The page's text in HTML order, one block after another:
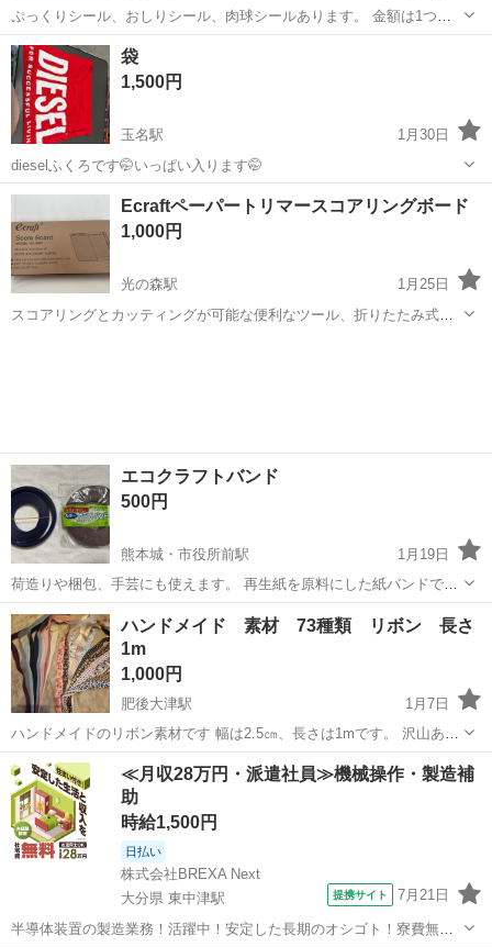
ぷっくりシール、おしりシール、肉球シールあります。 金額は1つの
値段です！ 海外製なのでご理解頂ける方よろしくお願いします。
熊本 熊本市
袋
1,500円
玉名駅
1月30日
dieselふくろです🤭いっぱい入ります🤭
熊本 玉名市 ラッピング用品
Ecraftペーパートリマースコアリングボード
1,000円
光の森駅
1月25日
スコアリングとカッティングが可能な便利なツール、折りたたみ式で
エコクラフトバンド
500円
熊本城・市役所前駅
1月19日
荷造りや梱包、手芸にも使えます。 再生紙を原料にした紙バンドで
す。 新聞、雑誌の回収整理、手芸にもお使いいただけます。 仕様・注
意事項 ・青 商品サイズ：約14.3mm×10m 12本合わせ(残量7mほど) ※
一部切断し...
熊本 熊本市 熊本城・市役所前駅 ラッピング用品
エコクラフト
ハンドメイド 素材 73種類 リボン 長さ
1m
1,000円
肥後大津駅
1月7日
ハンドメイドのリボン素材です 幅は2.5㎝、長さは1mです。 沢山ある
ので、なかには誤差があるかもしれません。 73種類
熊本 菊池郡 肥後大津駅 ラッピング用品 ハンドメイド
≪月収28万円・派遣社員≫機械操作・製造補
助
時給1,500円
日払い
株式会社BREXA Next
大分県 東中津駅
提携サイト 7月21日
半導体装置の製造業務！活躍中！安定した長期のオシゴト！寮費無料